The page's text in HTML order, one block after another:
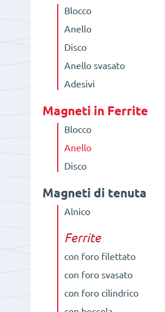
Blocco
Anello
Disco
Anello svasato
Adesivi
Magneti in Ferrite
Blocco
Anello
Disco
Magneti di tenuta
Alnico
Ferrite
con foro filettato
con foro svasato
con foro cilindrico